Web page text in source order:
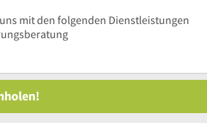
mit den folgenden Dienstleistungen